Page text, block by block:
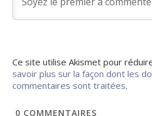
Ce site utilise Akismet pour
savoir plus sur la façon dont les
commentaires sont traitées.
0 COMMENTAIRES